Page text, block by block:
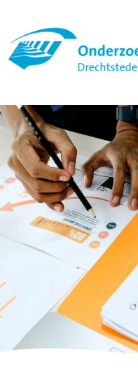
naar
inhoud